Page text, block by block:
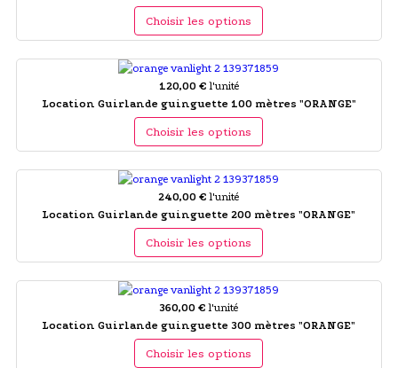
Choisir les options
120,00 € l'unité
Location Guirlande guinguette 100 mètres "ORANGE"
Choisir les options
240,00 € l'unité
Location Guirlande guinguette 200 mètres "ORANGE"
Choisir les options
360,00 € l'unité
Location Guirlande guinguette 300 mètres "ORANGE"
Choisir les options